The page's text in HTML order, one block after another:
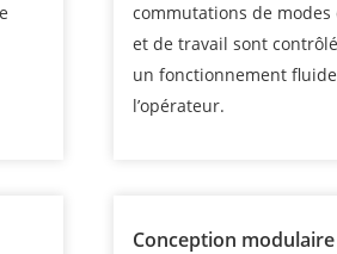
commutations de
et de travail sont
un fonctionnement
l’opérateur.
Conception